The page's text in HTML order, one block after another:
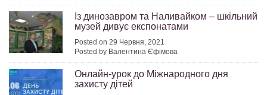
Із динозавром та Наливайком – шкільний
музей дивує експонатами
Posted on 29 Червня, 2021
Posted by Валентина Єфімова
Онлайн-урок до Міжнародного дня
захисту дітей